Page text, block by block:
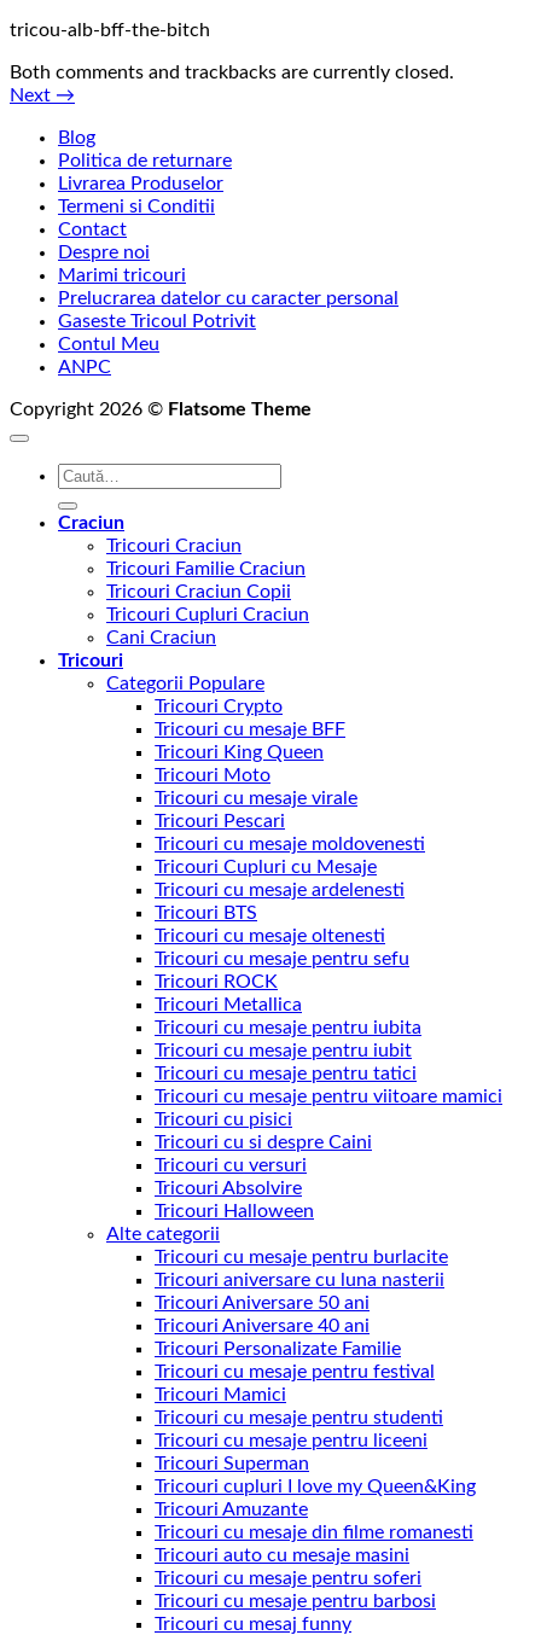
tricou-alb-bff-the-bitch
Both comments and trackbacks are currently closed.
Next →
Blog
Politica de returnare
Livrarea Produselor
Termeni si Conditii
Contact
Despre noi
Marimi tricouri
Prelucrarea datelor cu caracter personal
Gaseste Tricoul Potrivit
Contul Meu
ANPC
Copyright 2026 © Flatsome Theme
Caută
Craciun
Tricouri Craciun
Tricouri Familie Craciun
Tricouri Craciun Copii
Tricouri Cupluri Craciun
Cani Craciun
Tricouri
Categorii Populare
Tricouri Crypto
Tricouri cu mesaje BFF
Tricouri King Queen
Tricouri Moto
Tricouri cu mesaje virale
Tricouri Pescari
Tricouri cu mesaje moldovenesti
Tricouri Cupluri cu Mesaje
Tricouri cu mesaje ardelenesti
Tricouri BTS
Tricouri cu mesaje oltenesti
Tricouri cu mesaje pentru sefu
Tricouri ROCK
Tricouri Metallica
Tricouri cu mesaje pentru iubita
Tricouri cu mesaje pentru iubit
Tricouri cu mesaje pentru tatici
Tricouri cu mesaje pentru viitoare mamici
Tricouri cu pisici
Tricouri cu si despre Caini
Tricouri cu versuri
Tricouri Absolvire
Tricouri Halloween
Alte categorii
Tricouri cu mesaje pentru burlacite
Tricouri aniversare cu luna nasterii
Tricouri Aniversare 50 ani
Tricouri Aniversare 40 ani
Tricouri Personalizate Familie
Tricouri cu mesaje pentru festival
Tricouri Mamici
Tricouri cu mesaje pentru studenti
Tricouri cu mesaje pentru liceeni
Tricouri Superman
Tricouri cupluri I love my Queen&King
Tricouri Amuzante
Tricouri cu mesaje din filme romanesti
Tricouri auto cu mesaje masini
Tricouri cu mesaje pentru soferi
Tricouri cu mesaje pentru barbosi
Tricouri cu mesaj funny